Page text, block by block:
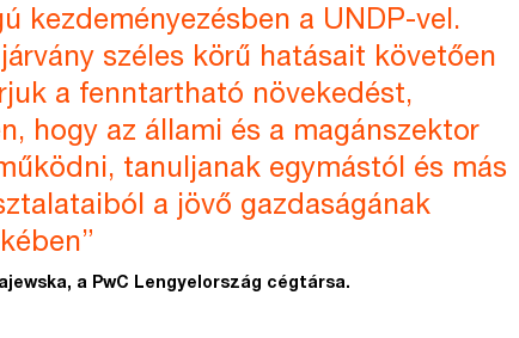
kezdeményezésben a UNDP-vel.
széles körű hatásait követően
a fenntartható növekedést,
hogy az állami és a magánszektor
tanuljanak egymástól és más
a jövő gazdaságának
a PwC Lengyelország cégtársa.